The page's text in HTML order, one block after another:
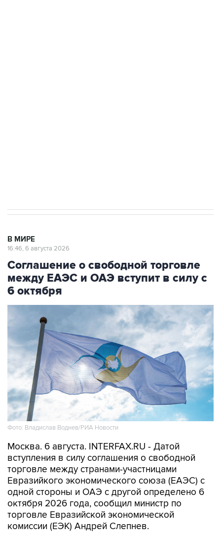
В МИРЕ
16:46, 6 августа 2026
Соглашение о свободной торговле
между ЕАЭС и ОАЭ вступит в силу с
6 октября
Фото: Владислав Воднев/РИА Новости
Москва. 6 августа. INTERFAX.RU - Датой
вступления в силу соглашения о свободной
торговле между странами-участницами
Евразийкого экономического союза (ЕАЭС) с
одной стороны и ОАЭ с другой определено 6
октября 2026 года, сообщил министр по
торговле Евразийской экономической
комиссии (ЕЭК) Андрей Слепнев.